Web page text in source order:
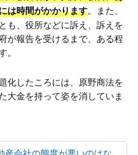
は時間がかかります。また、
も、役所などに訴え、訴えを
が報告を受けるまで、ある程
化したころには、原野商法を
大金を持って姿を消していま